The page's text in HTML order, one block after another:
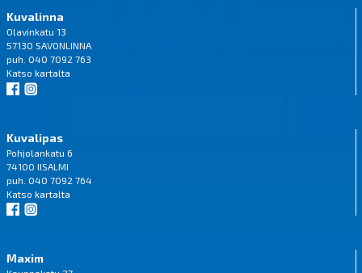
Kuvalinna
Olavinkatu 13
57130 SAVONLINNA
puh. 040 7092 763
Katso kartalta
Kuvalipas
Pohjolankatu 6
74100 IISALMI
puh. 040 7092 764
Katso kartalta
Maxim